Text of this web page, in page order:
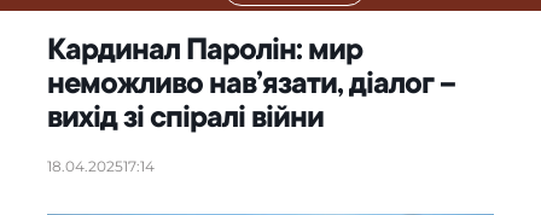
Кардинал Паролін: мир
неможливо нав’язати, діалог –
вихід зі спіралі війни
18.04.202517:14